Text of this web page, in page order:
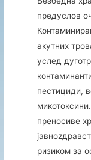
предуслов
акутних
услед
пестициди,
преносиве
ризиком за